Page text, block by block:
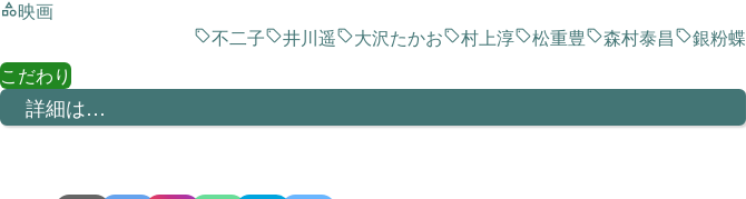
映画
不二子
井川遥 大沢たかお 村上淳 松重豊 森村泰昌
銀粉蝶
こだわり
詳細は…